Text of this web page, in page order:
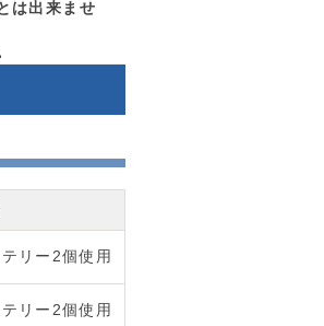
は出来ませ
リー2個使用
リー2個使用